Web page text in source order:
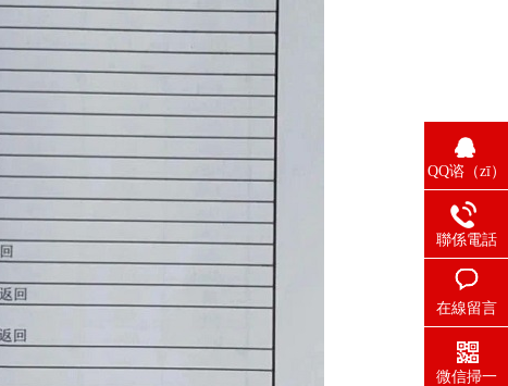
QQ谘（zī）
詢（xún）
聯係電話
在線留言
微信掃一